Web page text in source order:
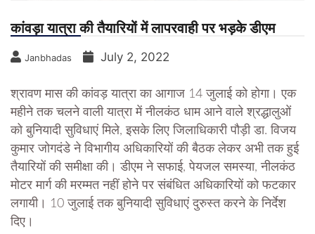
कांवड़ा यात्रा की तैयारियों में लापरवाही पर भड़के डीएम
Janbhadas July 2, 2022
श्रावण मास की कांवड़ यात्रा का आगाज 14 जुलाई को होगा। एक
महीने तक चलने वाली यात्रा में नीलकंठ धाम आने वाले श्रद्धालुओं
को बुनियादी सुविधाएं मिले, इसके लिए जिलाधिकारी पौड़ी डा. विजय
कुमार जोगदंडे ने विभागीय अधिकारियों की बैठक लेकर अभी तक हुई
तैयारियों की समीक्षा की। डीएम ने सफाई, पेयजल समस्या, नीलकंठ
मोटर मार्ग की मरम्मत नहीं होने पर संबंधित अधिकारियों को फटकार
लगायी। 10 जुलाई तक बुनियादी सुविधाएं दुरुस्त करने के निर्देश
दिए।